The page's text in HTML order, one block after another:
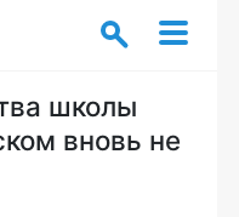
школы
вновь не